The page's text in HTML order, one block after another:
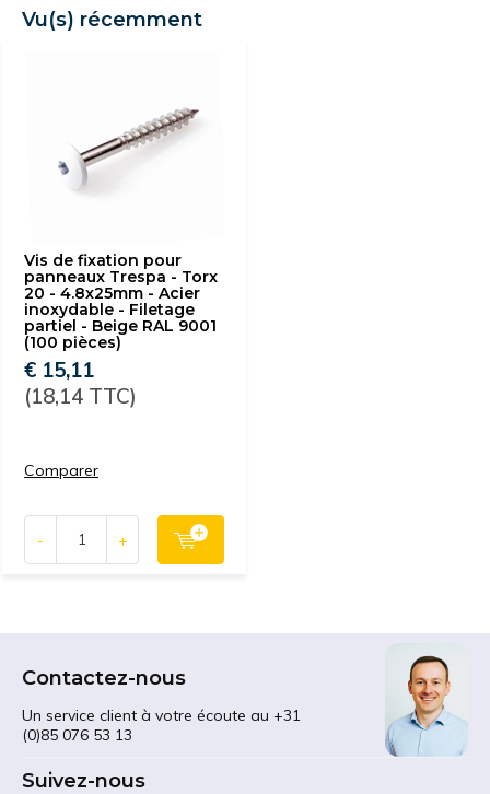
Vu(s) récemment
Vis de fixation pour
panneaux Trespa - Torx
20 - 4.8x25mm - Acier
inoxydable - Filetage
partiel - Beige RAL 9001
(100 pièces)
€ 15,11
(18,14 TTC)
Comparer
- +
Contactez-nous
Un service client à votre écoute au +31
(0)85 076 53 13
Suivez-nous